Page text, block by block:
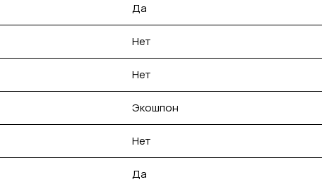
Да
Нет
Нет
Экошпон
Нет
Да